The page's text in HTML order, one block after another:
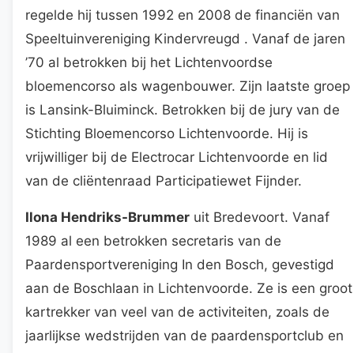
regelde hij tussen 1992 en 2008 de financiën van
Speeltuinvereniging Kindervreugd . Vanaf de jaren
’70 al betrokken bij het Lichtenvoordse
bloemencorso als wagenbouwer. Zijn laatste groep
is Lansink-Bluiminck. Betrokken bij de jury van de
Stichting Bloemencorso Lichtenvoorde. Hij is
vrijwilliger bij de Electrocar Lichtenvoorde en lid
van de cliëntenraad Participatiewet Fijnder.
Ilona Hendriks-Brummer uit Bredevoort. Vanaf
1989 al een betrokken secretaris van de
Paardensportvereniging In den Bosch, gevestigd
aan de Boschlaan in Lichtenvoorde. Ze is een groot
kartrekker van veel van de activiteiten, zoals de
jaarlijkse wedstrijden van de paardensportclub en